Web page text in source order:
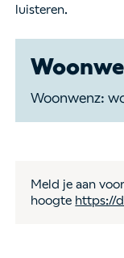
luisteren.
Woonwenz:
Meld je aan
hoogte https://